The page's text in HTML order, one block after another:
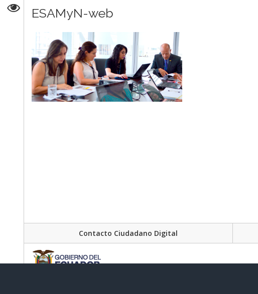
ESAMyN-web
Contacto Ciudadano Digital